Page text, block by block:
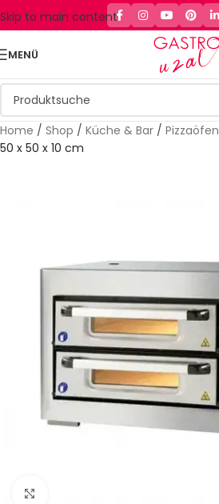
Skip to main content
MENÜ
Home / Shop / Küche & Bar / Pizzaöfen
50 x 50 x 10 cm